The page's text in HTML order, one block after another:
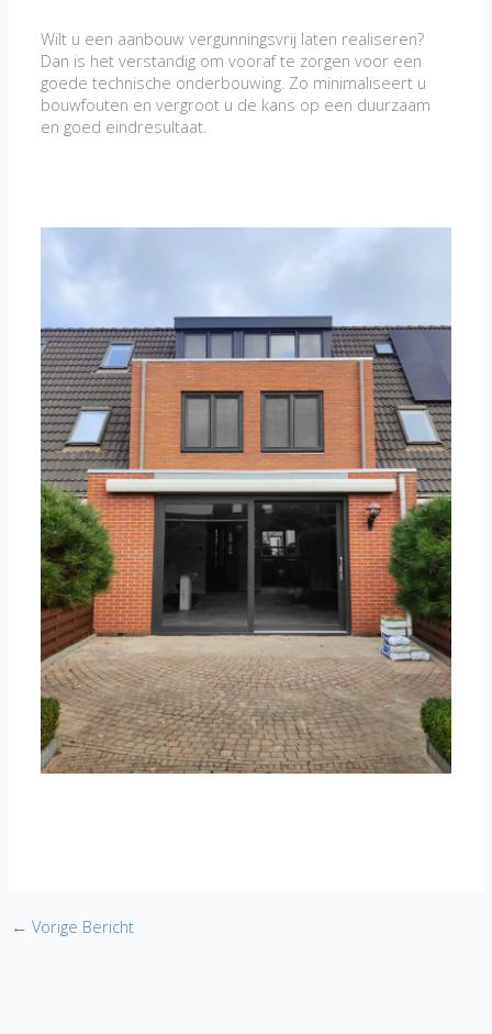
Wilt u een aanbouw vergunningsvrij laten realiseren?
Dan is het verstandig om vooraf te zorgen voor een
goede technische onderbouwing. Zo minimaliseert u
bouwfouten en vergroot u de kans op een duurzaam
en goed eindresultaat.
← Vorige Bericht